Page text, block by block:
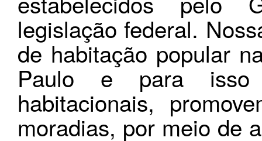
legislação federal.
de habitação popular
Paulo e para isso
habitacionais,
moradias, por meio de